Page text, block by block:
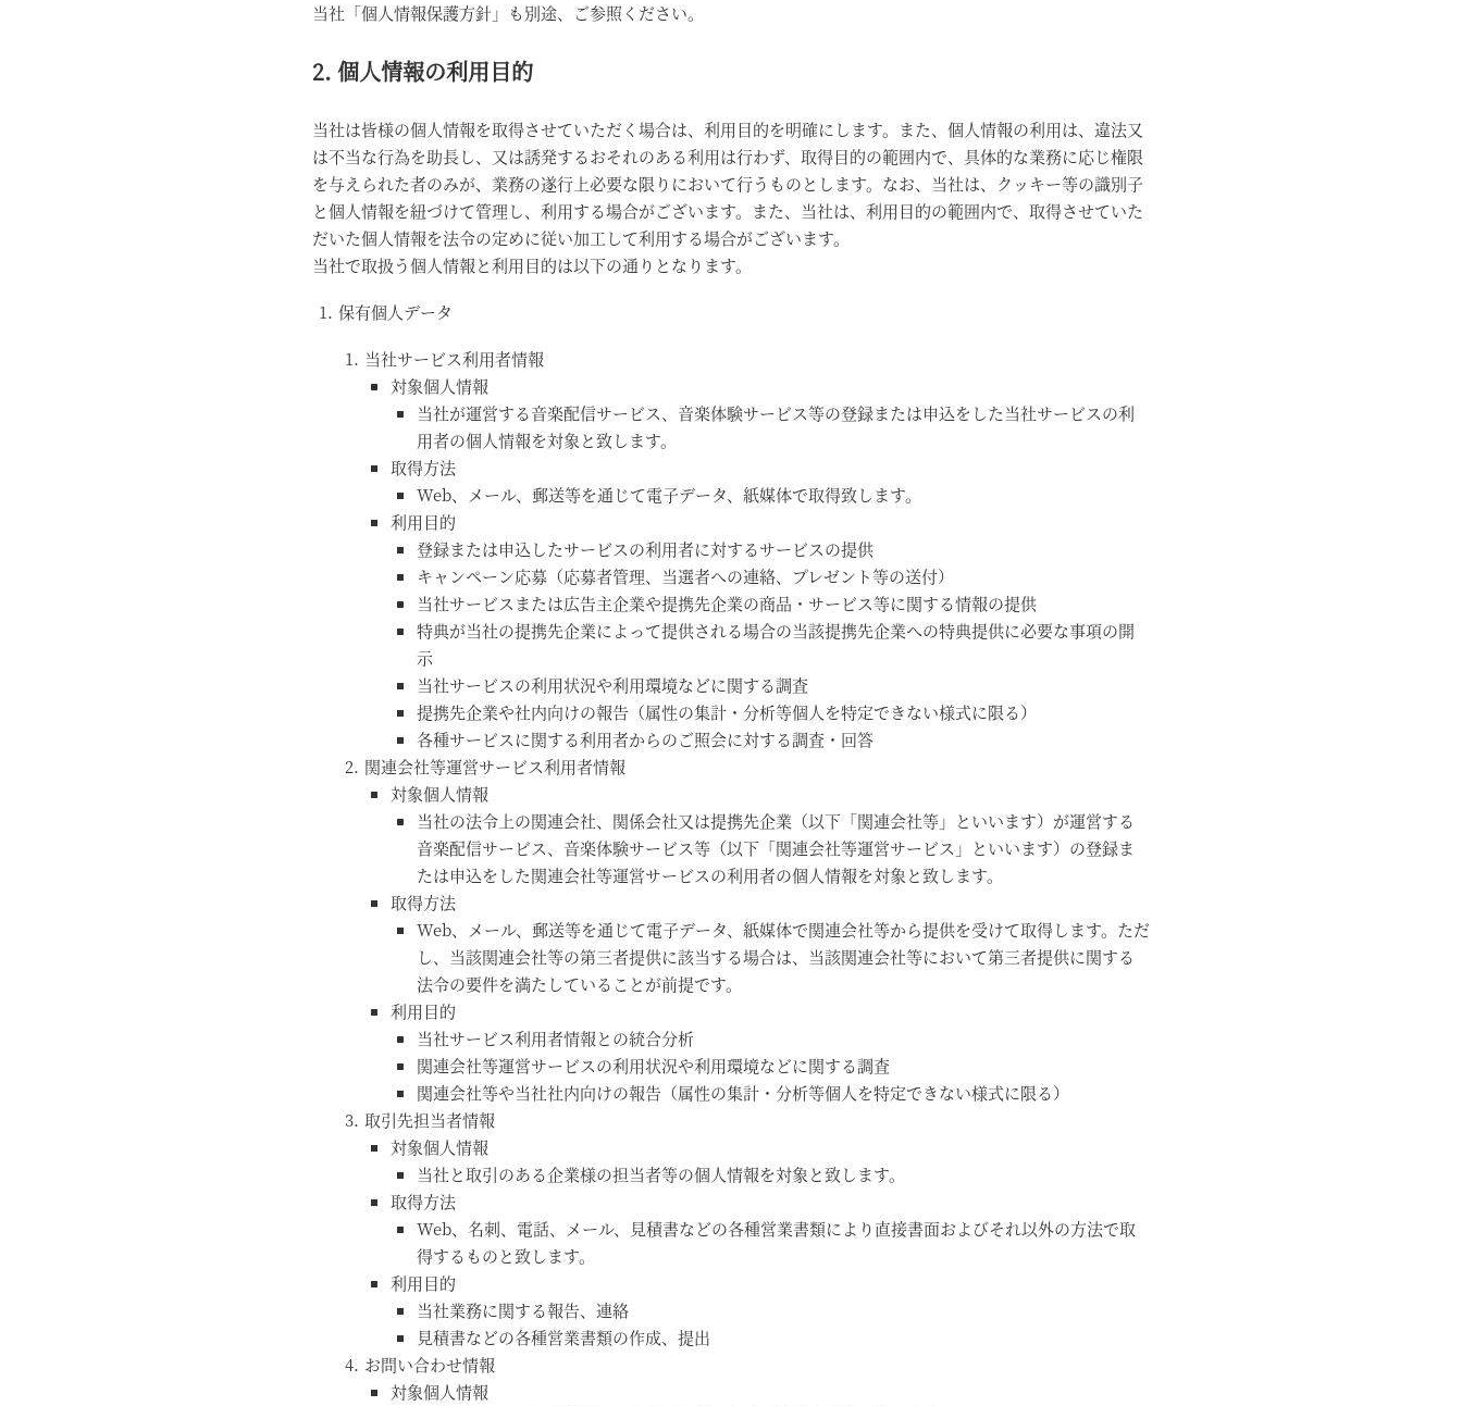
当社「個人情報保護方針」も別途、ご参照ください。
2. 個人情報の利用目的
当社は皆様の個人情報を取得させていただく場合は、利用目的を明確にします。また、個人情報の利用は、違法又
は不当な行為を助長し、又は誘発するおそれのある利用は行わず、取得目的の範囲内で、具体的な業務に応じ権限
を与えられた者のみが、業務の遂行上必要な限りにおいて行うものとします。なお、当社は、クッキー等の識別子
と個人情報を紐づけて管理し、利用する場合がございます。また、当社は、利用目的の範囲内で、取得させていた
だいた個人情報を法令の定めに従い加工して利用する場合がございます。
当社で取扱う個人情報と利用目的は以下の通りとなります。
保有個人データ
当社サービス利用者情報
対象個人情報
当社が運営する音楽配信サービス、音楽体験サービス等の登録または申込をした当社サービスの利
用者の個人情報を対象と致します。
取得方法
Web、メール、郵送等を通じて電子データ、紙媒体で取得致します。
利用目的
登録または申込したサービスの利用者に対するサービスの提供
キャンペーン応募（応募者管理、当選者への連絡、プレゼント等の送付）
当社サービスまたは広告主企業や提携先企業の商品・サービス等に関する情報の提供
特典が当社の提携先企業によって提供される場合の当該提携先企業への特典提供に必要な事項の開
示
当社サービスの利用状況や利用環境などに関する調査
提携先企業や社内向けの報告（属性の集計・分析等個人を特定できない様式に限る）
各種サービスに関する利用者からのご照会に対する調査・回答
関連会社等運営サービス利用者情報
対象個人情報
当社の法令上の関連会社、関係会社又は提携先企業（以下「関連会社等」といいます）が運営する
音楽配信サービス、音楽体験サービス等（以下「関連会社等運営サービス」といいます）の登録ま
たは申込をした関連会社等運営サービスの利用者の個人情報を対象と致します。
取得方法
Web、メール、郵送等を通じて電子データ、紙媒体で関連会社等から提供を受けて取得します。ただ
し、当該関連会社等の第三者提供に該当する場合は、当該関連会社等において第三者提供に関する
法令の要件を満たしていることが前提です。
利用目的
当社サービス利用者情報との統合分析
関連会社等運営サービスの利用状況や利用環境などに関する調査
関連会社等や当社社内向けの報告（属性の集計・分析等個人を特定できない様式に限る）
取引先担当者情報
対象個人情報
当社と取引のある企業様の担当者等の個人情報を対象と致します。
取得方法
Web、名刺、電話、メール、見積書などの各種営業書類により直接書面およびそれ以外の方法で取
得するものと致します。
利用目的
当社業務に関する報告、連絡
見積書などの各種営業書類の作成、提出
お問い合わせ情報
対象個人情報